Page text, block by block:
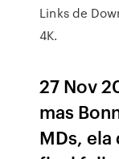
Links de
4K.
27 Nov
mas
MDs, ela